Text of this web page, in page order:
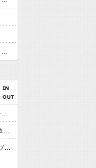
【乃木坂46】川﨑桜のバズの連鎖が止まらない！とうとう幼少期まで万バズ
鈴木奈々「垂れてたバストが上がった！」下着姿を公開！！！
かつて650万部を誇った ｢週刊少年ジャンプ｣ 発行部数が初の100万部割れに・・・
｢ブラとパンツを忘れ…」アイドルが驚きの姿でライブ出演！！！